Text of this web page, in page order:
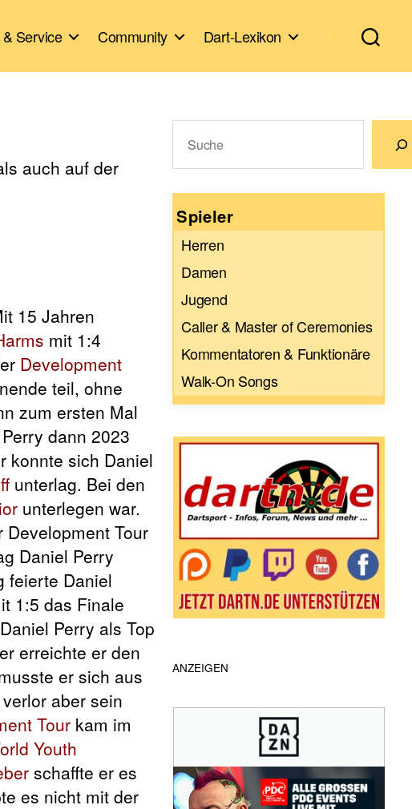
& Service Community Dart-Lexikon
auch auf der
15 Jahren
mit 1:4
Development
teil, ohne
zum ersten Mal
dann 2023
konnte sich Daniel
unterlag. Bei den
unterlegen war.
Tour
Daniel Perry
feierte Daniel
1:5 das Finale
Perry als Top
erreichte er den
er sich aus
aber sein
Tour kam im
Youth
schaffte er es
es nicht mit der
Spieler
Herren
Damen
Jugend
Caller & Master of Ceremonies
Kommentatoren & Funktionäre
Walk-On Songs
ANZEIGEN